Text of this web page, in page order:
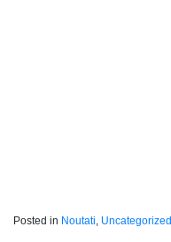
Posted in Noutati, Uncategorized